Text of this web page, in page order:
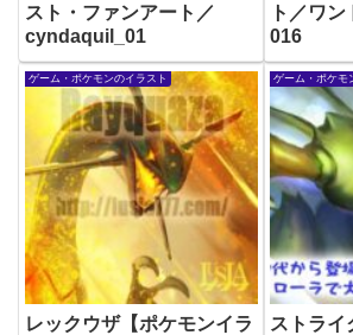
スト・ファンアート／
cyndaquil_01
ト／ワ
016
ゲーム・ポケモンのイラスト
レックウザ【ポケモンイラ
ゲーム・ポケモ
ストライ